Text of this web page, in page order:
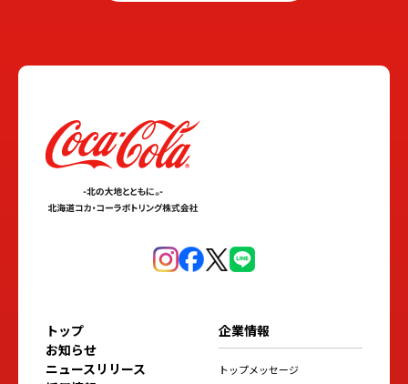
トップ
お知らせ
ニュースリリース
企業情報
トップメッセージ